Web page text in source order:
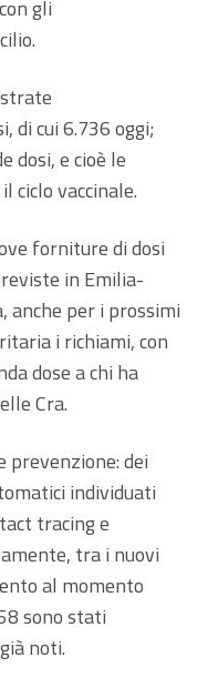
gli
di cui 6.736 oggi;
dosi, e cioè le
ciclo vaccinale.
forniture di dosi
in Emilia-
anche per i prossimi
i richiami, con
dose a chi ha
Cra.
prevenzione: dei
individuati
tracing e
tra i nuovi
al momento
sono stati
noti.